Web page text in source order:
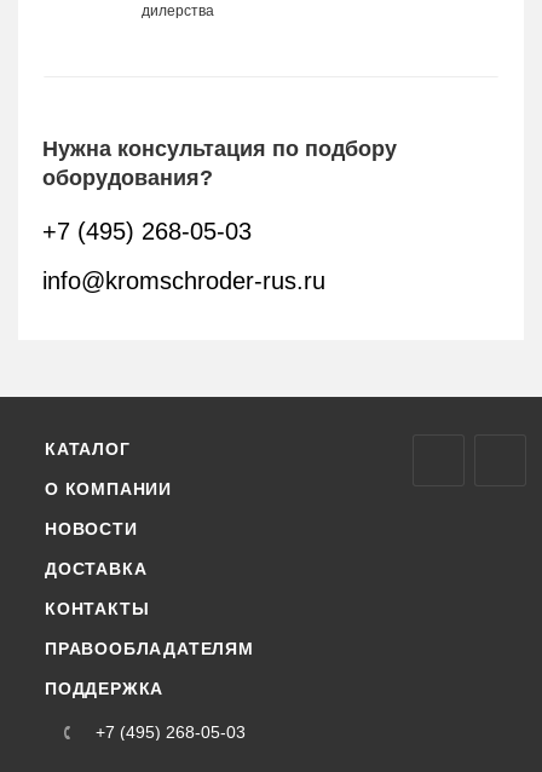
дилерства
Нужна консультация по подбору
оборудования?
+7 (495) 268-05-03
info@kromschroder-rus.ru
КАТАЛОГ
О КОМПАНИИ
НОВОСТИ
ДОСТАВКА
КОНТАКТЫ
ПРАВООБЛАДАТЕЛЯМ
ПОДДЕРЖКА
+7 (495) 268-05-03